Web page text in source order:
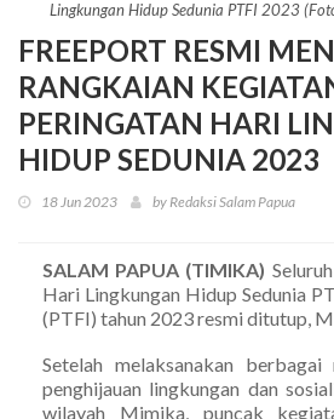
Lingkungan Hidup Sedunia PTFI 2023
FREEPORT RESMI
RANGKAIAN
PERINGATAN HARI
HIDUP SEDUNIA 2023
18 Jun 2023 by Redaksi Salam Papua
SALAM PAPUA (TIMIKA)
Hari Lingkungan Hidup Sedunia
(PTFI) tahun 2023 resmi ditutup,
Setelah melaksanakan berbagai
penghijauan lingkungan dan
wilayah Mimika, puncak